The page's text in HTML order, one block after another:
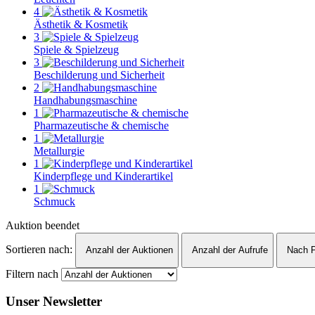
4
Ästhetik & Kosmetik
3
Spiele & Spielzeug
3
Beschilderung und Sicherheit
2
Handhabungsmaschine
1
Pharmazeutische & chemische
1
Metallurgie
1
Kinderpflege und Kinderartikel
1
Schmuck
Auktion beendet
Sortieren nach:
Anzahl der Auktionen Anzahl der Aufrufe Nach
Filtern nach
Unser Newsletter